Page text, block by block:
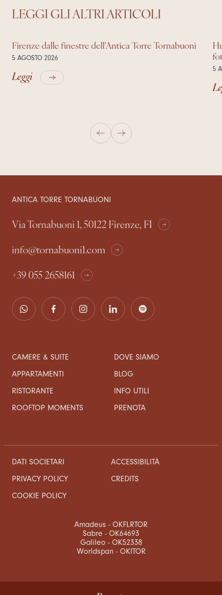
LEGGI GLI ALTRI ARTICOLI
Firenze dalle finestre dell’Antica Torre Tornabuoni
5 AGOSTO 2026
Leggi 5
ANTICA TORRE TORNABUONI
Via Tornabuoni 1, 50122 Firenze, FI
info@tornabuoni1.com
+39 055 2658161
CAMERE & SUITE
APPARTAMENTI
RISTORANTE
ROOFTOP MOMENTS
DOVE SIAMO
BLOG
INFO UTILI
PRENOTA
DATI SOCIETARI
PRIVACY POLICY
COOKIE POLICY
ACCESSIBILITÀ
CREDITS
Amadeus - OKFLRTOR
Sabre - OK64693
Galileo - OK52338
Worldspan - OKITOR